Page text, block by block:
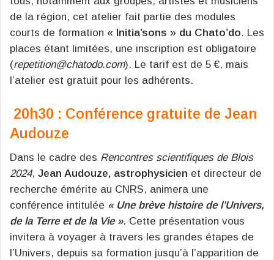
de la région, cet atelier fait partie des modules
courts de formation « Initia’sons » du Chato’do. Les
places étant limitées, une inscription est obligatoire
(repetition@chatodo.com). Le tarif est de 5 €, mais
l’atelier est gratuit pour les adhérents.
20h30 : Conférence gratuite de Jean
Audouze
Dans le cadre des Rencontres scientifiques de Blois
2024, Jean Audouze, astrophysicien et directeur de
recherche émérite au CNRS, animera une
conférence intitulée « Une brève histoire de l’Univers,
de la Terre et de la Vie ». Cette présentation vous
invitera à voyager à travers les grandes étapes de
l’Univers, depuis sa formation jusqu’à l’apparition de